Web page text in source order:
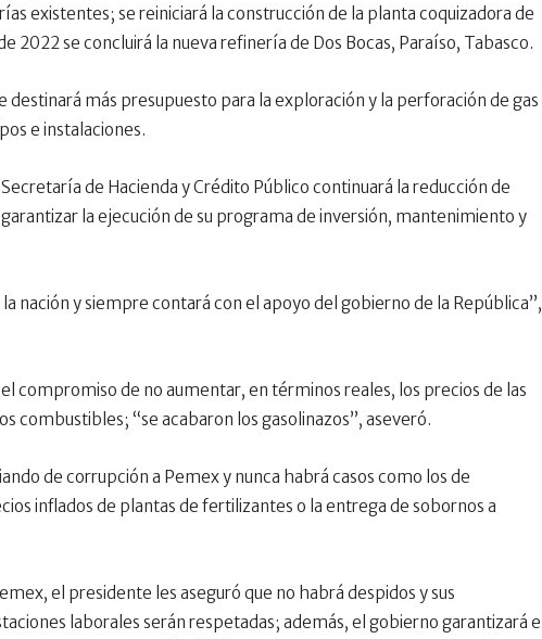
existentes; se reiniciará la construcción de la planta coquizadora de
2022 se concluirá la nueva refinería de Dos Bocas, Paraíso, Tabasco.
destinará más presupuesto para la exploración y la perforación de gas
e instalaciones.
de Hacienda y Crédito Público continuará la reducción de
la ejecución de su programa de inversión, mantenimiento y
nación y siempre contará con el apoyo del gobierno de la República”,
compromiso de no aumentar, en términos reales, los precios de las
combustibles; “se acabaron los gasolinazos”, aseveró.
de corrupción a Pemex y nunca habrá casos como los de
inflados de plantas de fertilizantes o la entrega de sobornos a
el presidente les aseguró que no habrá despidos y sus
laborales serán respetadas; además, el gobierno garantizará el